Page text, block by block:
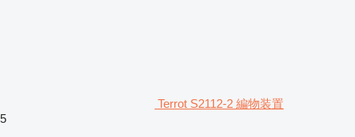
Terrot S2112-2 編物装置
5